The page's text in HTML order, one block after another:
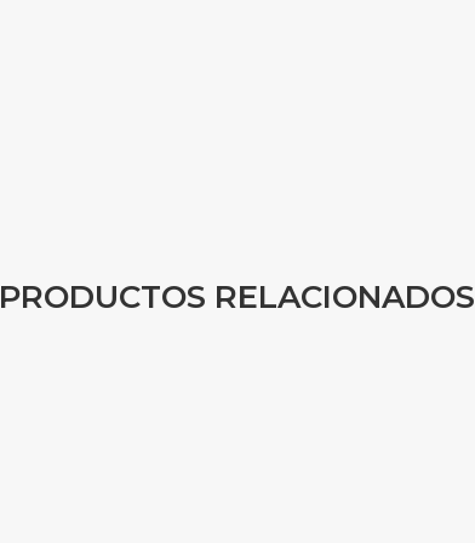
PRODUCTOS RELACIONADOS